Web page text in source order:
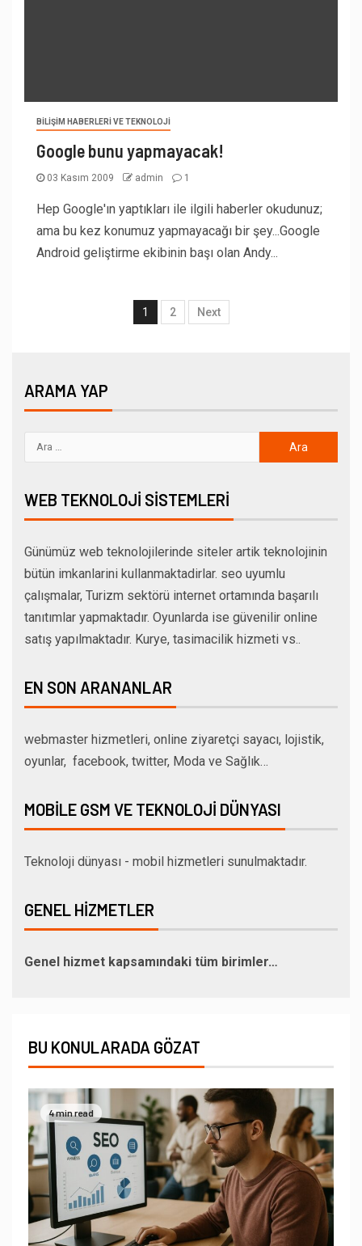
BILIŞIM HABERLERI VE TEKNOLOJI
Google bunu yapmayacak!
03 Kasım 2009 admin 1
Hep Google'ın yaptıkları ile ilgili haberler okudunuz;
ama bu kez konumuz yapmayacağı bir şey...Google
Android geliştirme ekibinin başı olan Andy...
1 2 Next
ARAMA YAP
WEB TEKNOLOJI SISTEMLERI
Günümüz web teknolojilerinde siteler artik teknolojinin
bütün imkanlarini kullanmaktadirlar. seo uyumlu
çalışmalar, Turizm sektörü internet ortamında başarılı
tanıtımlar yapmaktadır. Oyunlarda ise güvenilir online
satış yapılmaktadır. Kurye, tasimacilik hizmeti vs..
EN SON ARANANLAR
webmaster hizmetleri, online ziyaretçi sayacı, lojistik,
oyunlar, facebook, twitter, Moda ve Sağlık…
MOBILE GSM VE TEKNOLOJI DÜNYASI
Teknoloji dünyası - mobil hizmetleri sunulmaktadır.
GENEL HIZMETLER
Genel hizmet kapsamındaki tüm birimler…
BU KONULARADA GÖZAT
4 min read